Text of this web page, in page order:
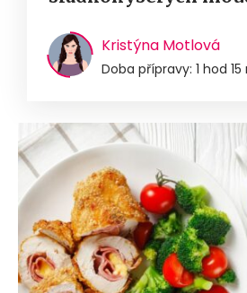
Kristýna Motlová
Doba přípravy: 1 hod 15